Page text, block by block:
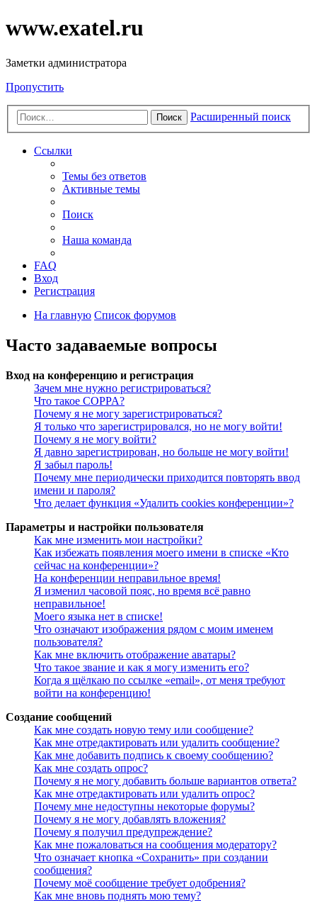
www.exatel.ru
Заметки администратора
Пропустить
Поиск Расширенный поиск
Ссылки
Темы без ответов
Активные темы
Поиск
Наша команда
FAQ
Вход
Регистрация
На главную Список форумов
Часто задаваемые вопросы
Вход на конференцию и регистрация
Зачем мне нужно регистрироваться?
Что такое COPPA?
Почему я не могу зарегистрироваться?
Я только что зарегистрировался, но не могу войти!
Почему я не могу войти?
Я давно зарегистрирован, но больше не могу войти!
Я забыл пароль!
Почему мне периодически приходится повторять ввод
имени и пароля?
Что делает функция «Удалить cookies конференции»?
Параметры и настройки пользователя
Как мне изменить мои настройки?
Как избежать появления моего имени в списке «Кто
сейчас на конференции»?
На конференции неправильное время!
Я изменил часовой пояс, но время всё равно
неправильное!
Моего языка нет в списке!
Что означают изображения рядом с моим именем
пользователя?
Как мне включить отображение аватары?
Что такое звание и как я могу изменить его?
Когда я щёлкаю по ссылке «email», от меня требуют
войти на конференцию!
Создание сообщений
Как мне создать новую тему или сообщение?
Как мне отредактировать или удалить сообщение?
Как мне добавить подпись к своему сообщению?
Как мне создать опрос?
Почему я не могу добавить больше вариантов ответа?
Как мне отредактировать или удалить опрос?
Почему мне недоступны некоторые форумы?
Почему я не могу добавлять вложения?
Почему я получил предупреждение?
Как мне пожаловаться на сообщения модератору?
Что означает кнопка «Сохранить» при создании
сообщения?
Почему моё сообщение требует одобрения?
Как мне вновь поднять мою тему?